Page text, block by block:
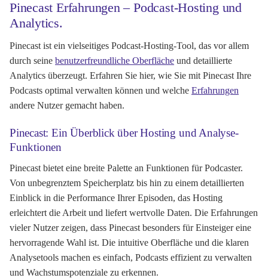
Pinecast Erfahrungen – Podcast-Hosting und
Analytics.
Pinecast ist ein vielseitiges Podcast-Hosting-Tool, das vor allem
durch seine benutzerfreundliche Oberfläche und detaillierte
Analytics überzeugt. Erfahren Sie hier, wie Sie mit Pinecast Ihre
Podcasts optimal verwalten können und welche Erfahrungen
andere Nutzer gemacht haben.
Pinecast: Ein Überblick über Hosting und Analyse-
Funktionen
Pinecast bietet eine breite Palette an Funktionen für Podcaster.
Von unbegrenztem Speicherplatz bis hin zu einem detaillierten
Einblick in die Performance Ihrer Episoden, das Hosting
erleichtert die Arbeit und liefert wertvolle Daten. Die Erfahrungen
vieler Nutzer zeigen, dass Pinecast besonders für Einsteiger eine
hervorragende Wahl ist. Die intuitive Oberfläche und die klaren
Analysetools machen es einfach, Podcasts effizient zu verwalten
und Wachstumspotenziale zu erkennen.